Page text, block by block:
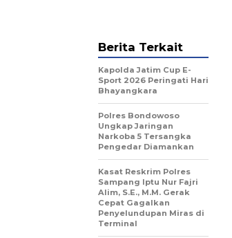
Berita Terkait
Kapolda Jatim Cup E-
Sport 2026 Peringati Hari
Bhayangkara
Polres Bondowoso
Ungkap Jaringan
Narkoba 5 Tersangka
Pengedar Diamankan
Kasat Reskrim Polres
Sampang Iptu Nur Fajri
Alim, S.E., M.M. Gerak
Cepat Gagalkan
Penyelundupan Miras di
Terminal